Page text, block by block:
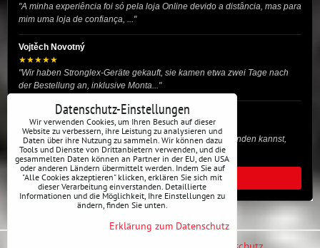
"A minha experiência foi só pela loja Online devido a distância, mas para
mim uma loja de confiança, ..."
Vojtěch Novotný
★★★★★
"Wir haben Stronglex-Geräte gekauft, sie kamen etwa zwei Tage nach
der Bestellung an, inklusive Monta..."
josef helmich
★★★★★
"Hier gibt es viele Dinge, die du für dein Drift-Auto verwenden kannst,
egal ob Profi oder für die St..."
ALLE BEWERTUNGEN
Datenschutz-Einstellungen
Wir verwenden Cookies, um Ihren Besuch auf dieser
Website zu verbessern, ihre Leistung zu analysieren und
Daten über ihre Nutzung zu sammeln. Wir können dazu
Tools und Dienste von Drittanbietern verwenden, und die
gesammelten Daten können an Partner in der EU, den USA
oder anderen Ländern übermittelt werden. Indem Sie auf
"Alle Cookies akzeptieren" klicken, erklären Sie sich mit
dieser Verarbeitung einverstanden. Detaillierte
Informationen und die Möglichkeit, Ihre Einstellungen zu
ändern, finden Sie unten.
Erklärung zum Datenschutz